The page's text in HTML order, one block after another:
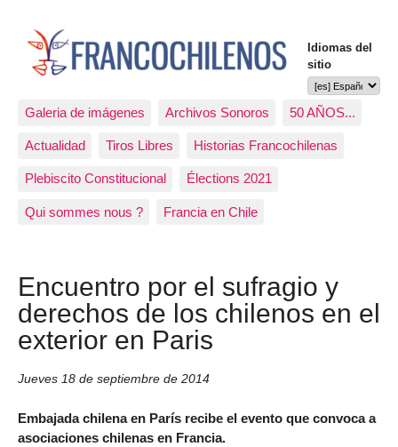
Idiomas del
sitio
Galeria de imágenes Archivos Sonoros 50 AÑOS...
Actualidad Tiros Libres Historias Francochilenas
Plebiscito Constitucional Élections 2021
Qui sommes nous ? Francia en Chile
Encuentro por el sufragio y
derechos de los chilenos en el
exterior en Paris
Jueves 18 de septiembre de 2014
Embajada chilena en París recibe el evento que convoca a
asociaciones chilenas en Francia.